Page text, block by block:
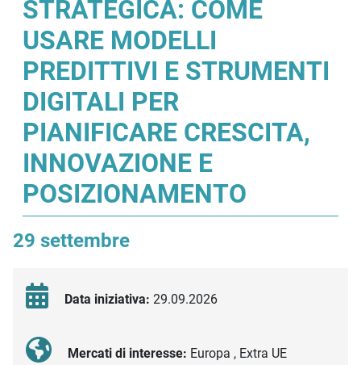
STRATEGICA: COME
USARE MODELLI
PREDITTIVI E STRUMENTI
DIGITALI PER
PIANIFICARE CRESCITA,
INNOVAZIONE E
POSIZIONAMENTO
29 settembre
Data iniziativa: 29.09.2026
Mercati di interesse: Europa , Extra UE